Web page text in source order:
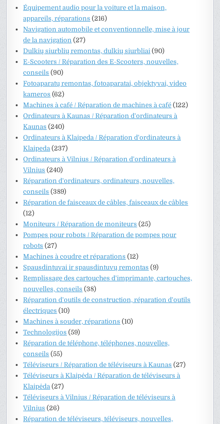
Équipement audio pour la voiture et la maison,
appareils, réparations (216)
Navigation automobile et conventionnelle, mise à jour
de la navigation (27)
Dulkių siurblių remontas, dulkių siurbliai (90)
E-Scooters / Réparation des E-Scooters, nouvelles,
conseils (90)
Fotoaparatų remontas, fotoaparatai, objektyvai, video
kameros (62)
Machines à café / Réparation de machines à café (122)
Ordinateurs à Kaunas / Réparation d'ordinateurs à
Kaunas (240)
Ordinateurs à Klaipeda / Réparation d'ordinateurs à
Klaipeda (237)
Ordinateurs à Vilnius / Réparation d'ordinateurs à
Vilnius (240)
Réparation d'ordinateurs, ordinateurs, nouvelles,
conseils (389)
Réparation de faisceaux de câbles, faisceaux de câbles
(12)
Moniteurs / Réparation de moniteurs (25)
Pompes pour robots / Réparation de pompes pour
robots (27)
Machines à coudre et réparations (12)
Spausdintuvai ir spausdintuvų remontas (9)
Remplissage des cartouches d'imprimante, cartouches,
nouvelles, conseils (38)
Réparation d'outils de construction, réparation d'outils
électriques (10)
Machines à souder, réparations (10)
Technologijos (59)
Réparation de téléphone, téléphones, nouvelles,
conseils (55)
Téléviseurs / Réparation de téléviseurs à Kaunas (27)
Téléviseurs à Klaipėda / Réparation de téléviseurs à
Klaipėda (27)
Téléviseurs à Vilnius / Réparation de téléviseurs à
Vilnius (26)
Réparation de téléviseurs, téléviseurs, nouvelles,